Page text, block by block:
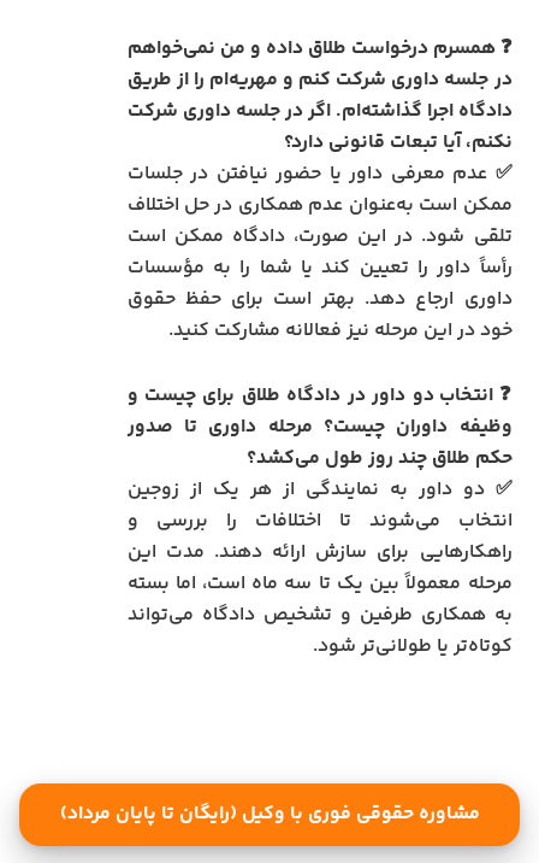
❓ همسرم درخواست طلاق داده و من نمی‌خواهم
در جلسه داوری شرکت کنم و مهریه‌ام را از طریق
دادگاه اجرا گذاشته‌ام. اگر در جلسه داوری شرکت
نکنم، آیا تبعات قانونی دارد؟
✅ عدم معرفی داور یا حضور نیافتن در جلسات
ممکن است به‌عنوان عدم همکاری در حل اختلاف
تلقی شود. در این صورت، دادگاه ممکن است
رأساً داور را تعیین کند یا شما را به مؤسسات
داوری ارجاع دهد. بهتر است برای حفظ حقوق
خود در این مرحله نیز فعالانه مشارکت کنید.
❓انتخاب دو داور در دادگاه طلاق برای چیست و
وظیفه داوران چیست؟ مرحله داوری تا صدور
حکم طلاق چند روز طول می‌کشد؟
✅ دو داور به نمایندگی از هر یک از زوجین
انتخاب می‌شوند تا اختلافات را بررسی و
راهکارهایی برای سازش ارائه دهند. مدت این
مرحله معمولاً بین یک تا سه ماه است، اما بسته
به همکاری طرفین و تشخیص دادگاه می‌تواند
کوتاه‌تر یا طولانی‌تر شود.
مشاوره حقوقی فوری با وکیل (رایگان تا پایان مرداد)